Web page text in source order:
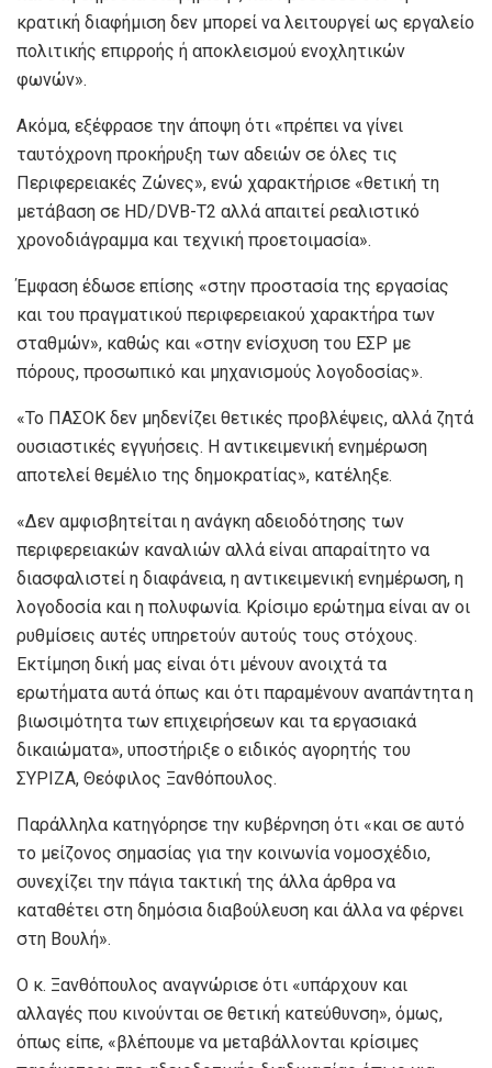
κρατική διαφήμιση δεν μπορεί να λειτουργεί ως εργαλείο
πολιτικής επιρροής ή αποκλεισμού ενοχλητικών
φωνών».
Ακόμα, εξέφρασε την άποψη ότι «πρέπει να γίνει
ταυτόχρονη προκήρυξη των αδειών σε όλες τις
Περιφερειακές Ζώνες», ενώ χαρακτήρισε «θετική τη
μετάβαση σε HD/DVB-T2 αλλά απαιτεί ρεαλιστικό
χρονοδιάγραμμα και τεχνική προετοιμασία».
Έμφαση έδωσε επίσης «στην προστασία της εργασίας
και του πραγματικού περιφερειακού χαρακτήρα των
σταθμών», καθώς και «στην ενίσχυση του ΕΣΡ με
πόρους, προσωπικό και μηχανισμούς λογοδοσίας».
«Το ΠΑΣΟΚ δεν μηδενίζει θετικές προβλέψεις, αλλά ζητά
ουσιαστικές εγγυήσεις. Η αντικειμενική ενημέρωση
αποτελεί θεμέλιο της δημοκρατίας», κατέληξε.
«Δεν αμφισβητείται η ανάγκη αδειοδότησης των
περιφερειακών καναλιών αλλά είναι απαραίτητο να
διασφαλιστεί η διαφάνεια, η αντικειμενική ενημέρωση, η
λογοδοσία και η πολυφωνία. Κρίσιμο ερώτημα είναι αν οι
ρυθμίσεις αυτές υπηρετούν αυτούς τους στόχους.
Εκτίμηση δική μας είναι ότι μένουν ανοιχτά τα
ερωτήματα αυτά όπως και ότι παραμένουν αναπάντητα η
βιωσιμότητα των επιχειρήσεων και τα εργασιακά
δικαιώματα», υποστήριξε ο ειδικός αγορητής του
ΣΥΡΙΖΑ, Θεόφιλος Ξανθόπουλος.
Παράλληλα κατηγόρησε την κυβέρνηση ότι «και σε αυτό
το μείζονος σημασίας για την κοινωνία νομοσχέδιο,
συνεχίζει την πάγια τακτική της άλλα άρθρα να
καταθέτει στη δημόσια διαβούλευση και άλλα να φέρνει
στη Βουλή».
Ο κ. Ξανθόπουλος αναγνώρισε ότι «υπάρχουν και
αλλαγές που κινούνται σε θετική κατεύθυνση», όμως,
όπως είπε, «βλέπουμε να μεταβάλλονται κρίσιμες